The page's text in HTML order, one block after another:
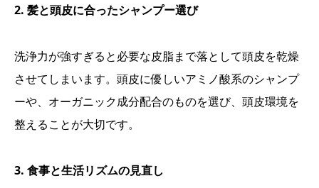
2. 髪と頭皮に合ったシャンプー選び
洗浄力が強すぎると必要な皮脂まで落として頭皮を乾燥
させてしまいます。頭皮に優しいアミノ酸系のシャンプ
ーや、オーガニック成分配合のものを選び、頭皮環境を
整えることが大切です。
3. 食事と生活リズムの見直し